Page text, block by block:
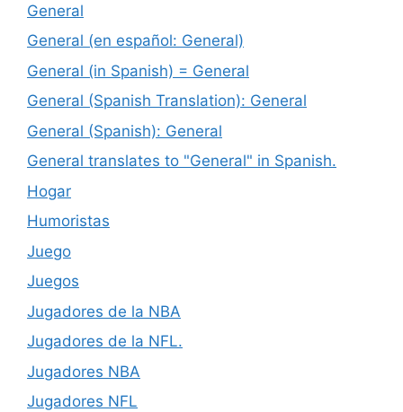
General
General (en español: General)
General (in Spanish) = General
General (Spanish Translation): General
General (Spanish): General
General translates to "General" in Spanish.
Hogar
Humoristas
Juego
Juegos
Jugadores de la NBA
Jugadores de la NFL.
Jugadores NBA
Jugadores NFL